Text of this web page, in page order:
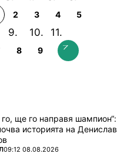
2 3 4 5
8 9
ще го направя шампион“:
историята на Денислав
09:12 08.08.2026